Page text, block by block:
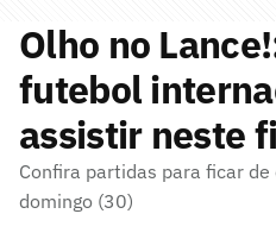
Olho no
futebol
assistir neste
Confira partidas para ficar
domingo (30)